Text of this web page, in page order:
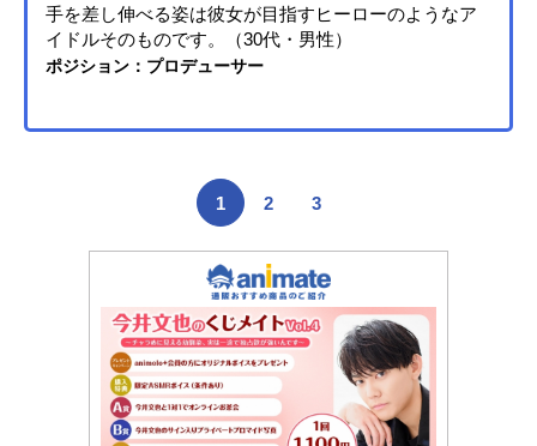
手を差し伸べる姿は彼女が目指すヒーローのようなア
イドルそのものです。（30代・男性）
ポジション：プロデューサー
1 2 3